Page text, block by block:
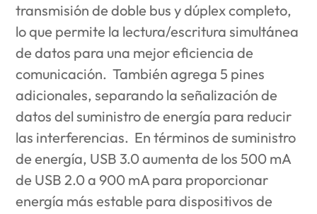
transmisión de doble bus y dúplex completo,
lo que permite la lectura/escritura simultánea
de datos para una mejor eficiencia de
comunicación. También agrega 5 pines
adicionales, separando la señalización de
datos del suministro de energía para reducir
las interferencias. En términos de suministro
de energía, USB 3.0 aumenta de los 500 mA
de USB 2.0 a 900 mA para proporcionar
energía más estable para dispositivos de